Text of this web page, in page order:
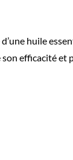
huile
efficacité et